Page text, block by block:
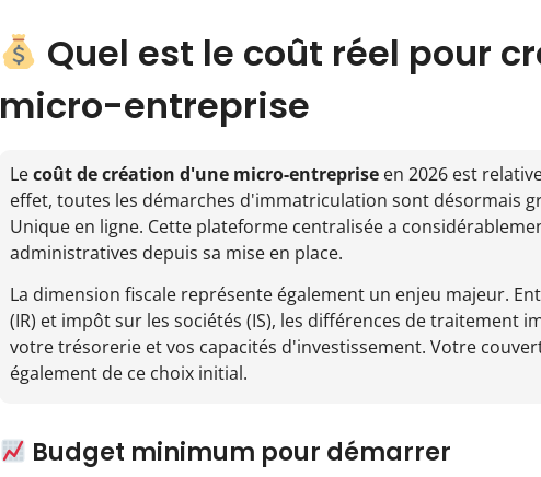
Quel est le coût réel pour
micro-entreprise
Lecoût de création d'une micro-entreprise en 2026 est
effet, toutes les démarches d'immatriculation sont désormais
Unique en ligne. Cette plateforme centralisée a
administratives depuis sa mise en place.
La dimension fiscale représente également un enjeu majeur.
(IR) et impôt sur les sociétés (IS), les différences de traitement
votre trésorerie et vos capacités d'investissement. Votre
également de ce choix initial.
Budget minimum pour démarrer